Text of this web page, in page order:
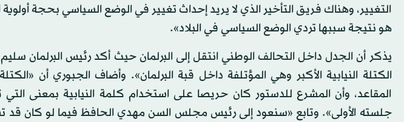
التغيير، وهناك فريق التأخير الذي لا يريد إحداث تغيير في الوضع السياسي بحجة أولوية
هو نتيجة سببها تردي الوضع السياسي في البلاد».
يذكر أن الجدل داخل التحالف الوطني انتقل إلى البرلمان حيث أكد رئيس البرلمان
الكتلة النيابية الأكبر وهي المؤتلفة داخل قبة البرلمان». وأضاف الجبوري أن
المقاعد، وأن المشرع للدستور كان حريصا على استخدام كلمة النيابية بمعنى
جلسته الأولى». وتابع «سنعود إلى رئيس مجلس السن مهدي الحافظ فيما لو كان قد